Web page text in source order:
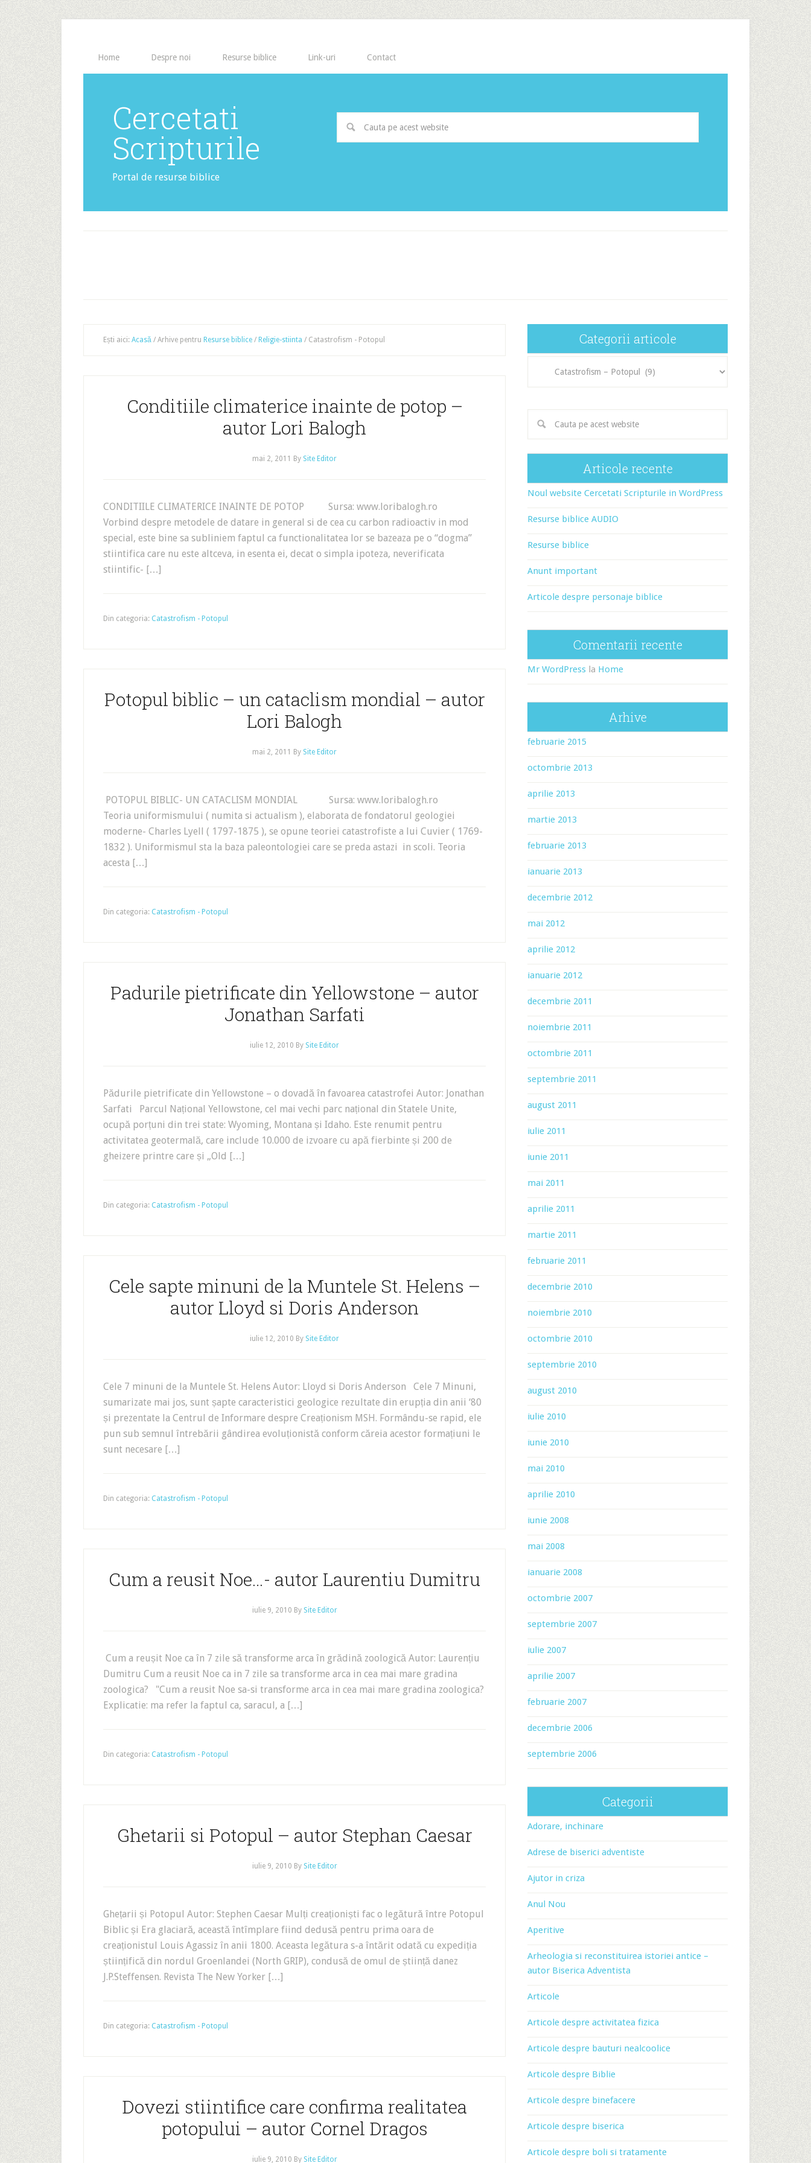
Home Despre noi Resurse biblice Link-uri Contact
Cercetati
Scripturile
Portal de resurse biblice
Ești aici: Acasă / Arhive pentru Resurse biblice / Religie-stiinta / Catastrofism - Potopul
Conditiile climaterice inainte de potop –
autor Lori Balogh
mai 2, 2011 By Site Editor
CONDITIILE CLIMATERICE INAINTE DE POTOP Sursa: www.loribalogh.ro
Vorbind despre metodele de datare in general si de cea cu carbon radioactiv in mod
special, este bine sa subliniem faptul ca functionalitatea lor se bazeaza pe o “dogma”
stiintifica care nu este altceva, in esenta ei, decat o simpla ipoteza, neverificata
stiintific- […]
Din categoria: Catastrofism - Potopul
Potopul biblic – un cataclism mondial – autor
Lori Balogh
mai 2, 2011 By Site Editor
POTOPUL BIBLIC- UN CATACLISM MONDIAL Sursa: www.loribalogh.ro
Teoria uniformismului ( numita si actualism ), elaborata de fondatorul geologiei
moderne- Charles Lyell ( 1797-1875 ), se opune teoriei catastrofiste a lui Cuvier ( 1769-
1832 ). Uniformismul sta la baza paleontologiei care se preda astazi in scoli. Teoria
acesta […]
Din categoria: Catastrofism - Potopul
Padurile pietrificate din Yellowstone – autor
Jonathan Sarfati
iulie 12, 2010 By Site Editor
Pădurile pietrificate din Yellowstone – o dovadă în favoarea catastrofei Autor: Jonathan
Sarfati Parcul Național Yellowstone, cel mai vechi parc național din Statele Unite,
ocupă porțuni din trei state: Wyoming, Montana și Idaho. Este renumit pentru
activitatea geotermală, care include 10.000 de izvoare cu apă fierbinte și 200 de
gheizere printre care și „Old […]
Din categoria: Catastrofism - Potopul
Cele sapte minuni de la Muntele St. Helens –
autor Lloyd si Doris Anderson
iulie 12, 2010 By Site Editor
Cele 7 minuni de la Muntele St. Helens Autor: Lloyd si Doris Anderson Cele 7 Minuni,
sumarizate mai jos, sunt șapte caracteristici geologice rezultate din erupția din anii ‘80
și prezentate la Centrul de Informare despre Creaționism MSH. Formându-se rapid, ele
pun sub semnul întrebării gândirea evoluționistă conform căreia acestor formațiuni le
sunt necesare […]
Din categoria: Catastrofism - Potopul
Cum a reusit Noe…- autor Laurentiu Dumitru
iulie 9, 2010 By Site Editor
Cum a reușit Noe ca în 7 zile să transforme arca în grădină zoologică Autor: Laurențiu
Dumitru Cum a reusit Noe ca in 7 zile sa transforme arca in cea mai mare gradina
zoologica? "Cum a reusit Noe sa-si transforme arca in cea mai mare gradina zoologica?
Explicatie: ma refer la faptul ca, saracul, a […]
Din categoria: Catastrofism - Potopul
Ghetarii si Potopul – autor Stephan Caesar
iulie 9, 2010 By Site Editor
Ghețarii și Potopul Autor: Stephen Caesar Mulți creaționiști fac o legătură între Potopul
Biblic și Era glaciară, această întîmplare fiind dedusă pentru prima oara de
creaționistul Louis Agassiz în anii 1800. Aceasta legătura s-a întărit odată cu expediția
științifică din nordul Groenlandei (North GRIP), condusă de omul de știință danez
J.P.Steffensen. Revista The New Yorker […]
Din categoria: Catastrofism - Potopul
Dovezi stiintifice care confirma realitatea
potopului – autor Cornel Dragos
iulie 9, 2010 By Site Editor
Categorii articole
articole
Articole recente
Noul website Cercetati Scripturile in WordPress
Resurse biblice AUDIO
Resurse biblice
Anunt important
Articole despre personaje biblice
Comentarii recente
Mr WordPress la Home
Arhive
februarie 2015
octombrie 2013
aprilie 2013
martie 2013
februarie 2013
ianuarie 2013
decembrie 2012
mai 2012
aprilie 2012
ianuarie 2012
decembrie 2011
noiembrie 2011
octombrie 2011
septembrie 2011
august 2011
iulie 2011
iunie 2011
mai 2011
aprilie 2011
martie 2011
februarie 2011
decembrie 2010
noiembrie 2010
octombrie 2010
septembrie 2010
august 2010
iulie 2010
iunie 2010
mai 2010
aprilie 2010
iunie 2008
mai 2008
ianuarie 2008
octombrie 2007
septembrie 2007
iulie 2007
aprilie 2007
februarie 2007
decembrie 2006
septembrie 2006
Categorii
Adorare, inchinare
Adrese de biserici adventiste
Ajutor in criza
Anul Nou
Aperitive
Arheologia si reconstituirea istoriei antice –
autor Biserica Adventista
Articole
Articole despre activitatea fizica
Articole despre bauturi nealcoolice
Articole despre Biblie
Articole despre binefacere
Articole despre biserica
Articole despre boli si tratamente